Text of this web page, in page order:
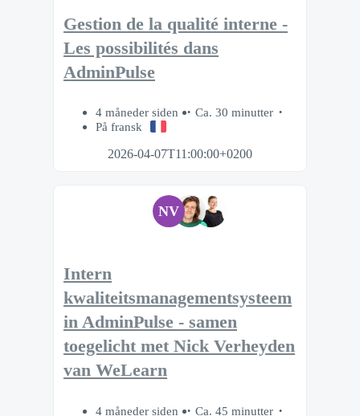
Gestion de la qualité interne -
Les possibilités dans
AdminPulse
4 måneder siden
Ca. 30 minutter
På fransk
2026-04-07T11:00:00+0200
NV
Intern
kwaliteitsmanagementsysteem
in AdminPulse - samen
toegelicht met Nick Verheyden
van WeLearn
4 måneder siden Ca. 45 minutter